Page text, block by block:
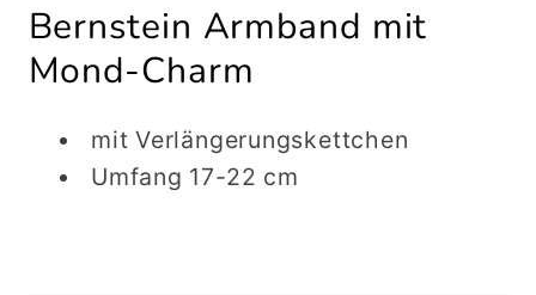
mit
Mond-
Charm
mit
Mond-
Charm
Bernstein Armband mit
Mond-Charm
mit Verlängerungskettchen
Umfang 17-22 cm